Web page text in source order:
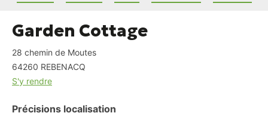
Garden Cottage
28 chemin de Moutes
64260 REBENACQ
S'y rendre
Précisions localisation